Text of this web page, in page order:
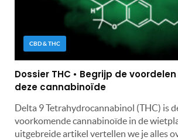
CBD & THC
Dossier THC • Begrijp de
deze cannabinoïde
Delta 9 Tetrahydrocannabinol (THC) is
voorkomende cannabinoïde in de
uitgebreide artikel vertellen we je alles